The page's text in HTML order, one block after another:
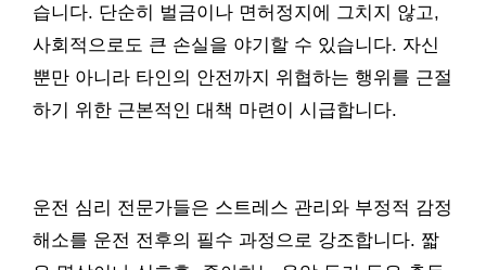
습니다. 단순히 벌금이나 면허정지에 그치지 않고,
사회적으로도 큰 손실을 야기할 수 있습니다. 자신
뿐만 아니라 타인의 안전까지 위협하는 행위를 근절
하기 위한 근본적인 대책 마련이 시급합니다.
운전 심리 전문가들은 스트레스 관리와 부정적 감정
해소를 운전 전후의 필수 과정으로 강조합니다. 짧